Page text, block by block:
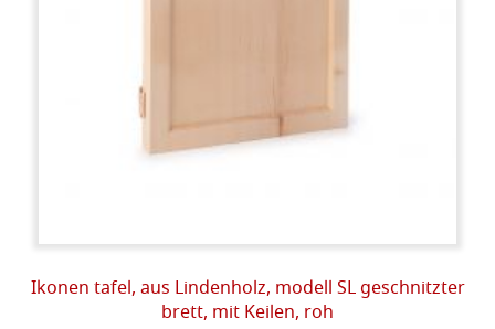
Ikonen tafel, aus Lindenholz, modell SL geschnitzter
brett, mit Keilen, roh